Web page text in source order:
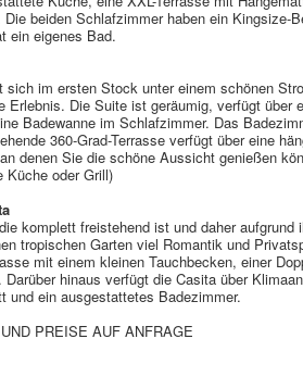
beiden Schlafzimmer haben ein Kingsize-
ein eigenes Bad.
sich im ersten Stock unter einem schönen
Erlebnis. Die Suite ist geräumig, verfügt über
Badewanne im Schlafzimmer. Das
360-Grad-Terrasse verfügt über eine
denen Sie die schöne Aussicht genießen
Küche oder Grill)
komplett freistehend ist und daher aufgrund
tropischen Garten viel Romantik und
mit einem kleinen Tauchbecken, einer
hinaus verfügt die Casita über
und ein ausgestattetes Badezimmer.
PREISE AUF ANFRAGE